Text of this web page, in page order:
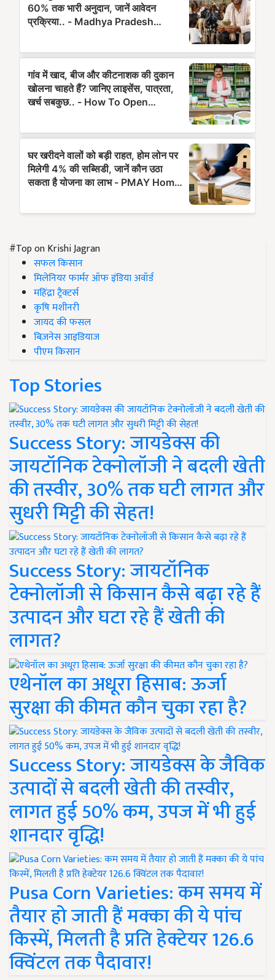
#Top on Krishi Jagran
सफल किसान
मिलेनियर फार्मर ऑफ इंडिया अवॉर्ड
महिंद्रा ट्रैक्टर्स
कृषि मशीनरी
जायद की फसल
बिज़नेस आइडियाज
पीएम किसान
Top Stories
Success Story: जायडेक्स की
जायटॉनिक टेक्नोलॉजी ने बदली खेती
की तस्वीर, 30% तक घटी लागत और
सुधरी मिट्टी की सेहत!
Success Story: जायटॉनिक
टेक्नोलॉजी से किसान कैसे बढ़ा रहे हैं
उत्पादन और घटा रहे हैं खेती की
लागत?
एथेनॉल का अधूरा हिसाब: ऊर्जा
सुरक्षा की कीमत कौन चुका रहा है?
Success Story: जायडेक्स के जैविक
उत्पादों से बदली खेती की तस्वीर,
लागत हुई 50% कम, उपज में भी हुई
शानदार वृद्धि!
Pusa Corn Varieties: कम समय में
तैयार हो जाती हैं मक्का की ये पांच
किस्में, मिलती है प्रति हेक्टेयर 126.6
क्विंटल तक पैदावार!